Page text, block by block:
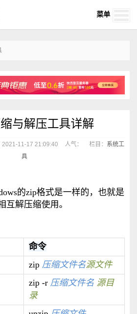
菜单
与解压工具详解
2021-11-17 21:09:40 人气： 栏目： 系统工
具
的zip格式是一样的，也就是
互解压缩使用。
命令
zip 压缩文件名源文件
zip -r 压缩文件名 源目
录